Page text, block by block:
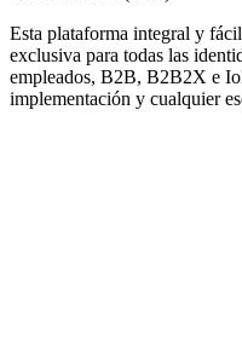
Esta plataforma integral y
exclusiva para todas las
empleados, B2B, B2B2X e
implementación y cualquier